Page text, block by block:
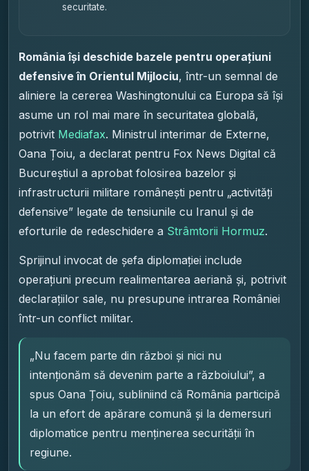
securitate.
România își deschide bazele pentru operațiuni
defensive în Orientul Mijlociu, într-un semnal de
aliniere la cererea Washingtonului ca Europa să își
asume un rol mai mare în securitatea globală,
potrivit Mediafax. Ministrul interimar de Externe,
Oana Țoiu, a declarat pentru Fox News Digital că
Bucureștiul a aprobat folosirea bazelor și
infrastructurii militare românești pentru „activități
defensive” legate de tensiunile cu Iranul și de
eforturile de redeschidere a Strâmtorii Hormuz.
Sprijinul invocat de șefa diplomației include
operațiuni precum realimentarea aeriană și, potrivit
declarațiilor sale, nu presupune intrarea României
într-un conflict militar.
„Nu facem parte din război și nici nu
intenționăm să devenim parte a războiului”, a
spus Oana Țoiu, subliniind că România participă
la un efort de apărare comună și la demersuri
diplomatice pentru menținerea securității în
regiune.